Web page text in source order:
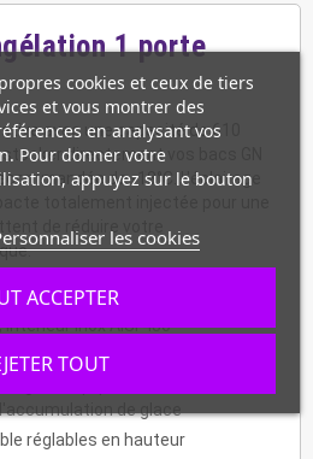
1 porte
avec une capacité de 610
directement vos bacs GN
de -18°C. L'éclairage
totalement injectée pour une
intérieur inox AISI 430
de glace
réglables en hauteur
cookies et ceux de tiers
et vous montrer des
en analysant vos
Pour donner votre
appuyez sur le bouton
les cookies
TOUT
ACCEPTER